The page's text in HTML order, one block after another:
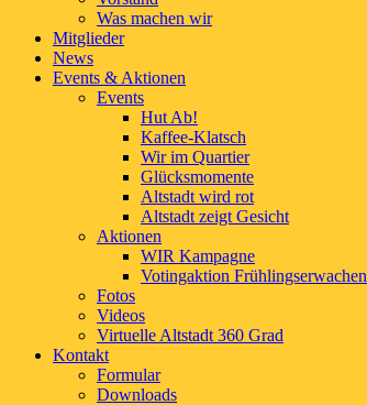
Was machen wir
Mitglieder
News
Events & Aktionen
Events
Hut Ab!
Kaffee-Klatsch
Wir im Quartier
Glücksmomente
Altstadt wird rot
Altstadt zeigt Gesicht
Aktionen
WIR Kampagne
Votingaktion Frühlingserwachen
Fotos
Videos
Virtuelle Altstadt 360 Grad
Kontakt
Formular
Downloads